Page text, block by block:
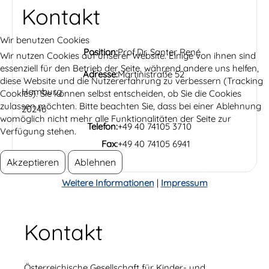
Kontakt
Position:Prof.Dr. Santer René
Adresse:Martinistraße 52
Hamburg
20246
Telefon:+49 40 74105 3710
Fax:+49 40 74105 6941
Kontakt
Wir benutzen Cookies
Wir nutzen Cookies auf unserer Website. Einige von ihnen sind
essenziell für den Betrieb der Seite, während andere uns helfen,
diese Website und die Nutzererfahrung zu verbessern (Tracking
Cookies). Sie können selbst entscheiden, ob Sie die Cookies
zulassen möchten. Bitte beachten Sie, dass bei einer Ablehnung
womöglich nicht mehr alle Funktionalitäten der Seite zur
Verfügung stehen.
Akzeptieren Ablehnen
Weitere Informationen| Impressum